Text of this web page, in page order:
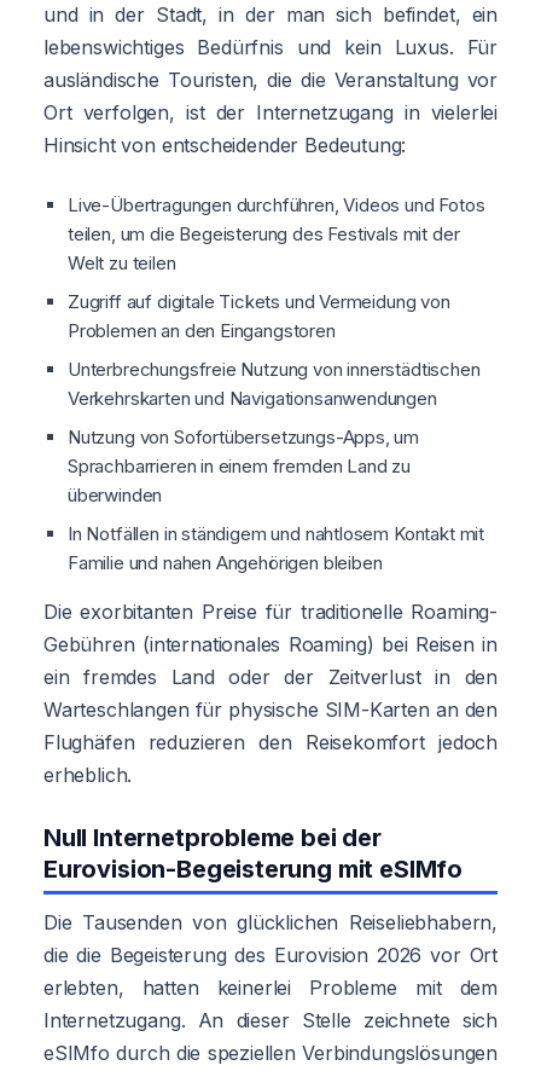
und in der Stadt, in der man sich befindet, ein
lebenswichtiges Bedürfnis und kein Luxus. Für
ausländische Touristen, die die Veranstaltung vor
Ort verfolgen, ist der Internetzugang in vielerlei
Hinsicht von entscheidender Bedeutung:
Live-Übertragungen durchführen, Videos und Fotos
teilen, um die Begeisterung des Festivals mit der
Welt zu teilen
Zugriff auf digitale Tickets und Vermeidung von
Problemen an den Eingangstoren
Unterbrechungsfreie Nutzung von innerstädtischen
Verkehrskarten und Navigationsanwendungen
Nutzung von Sofortübersetzungs-Apps, um
Sprachbarrieren in einem fremden Land zu
überwinden
In Notfällen in ständigem und nahtlosem Kontakt mit
Familie und nahen Angehörigen bleiben
Die exorbitanten Preise für traditionelle Roaming-
Gebühren (internationales Roaming) bei Reisen in
ein fremdes Land oder der Zeitverlust in den
Warteschlangen für physische SIM-Karten an den
Flughäfen reduzieren den Reisekomfort jedoch
erheblich.
Null Internetprobleme bei der
Eurovision-Begeisterung mit eSIMfo
Die Tausenden von glücklichen Reiseliebhabern,
die die Begeisterung des Eurovision 2026 vor Ort
erlebten, hatten keinerlei Probleme mit dem
Internetzugang. An dieser Stelle zeichnete sich
eSIMfo durch die speziellen Verbindungslösungen